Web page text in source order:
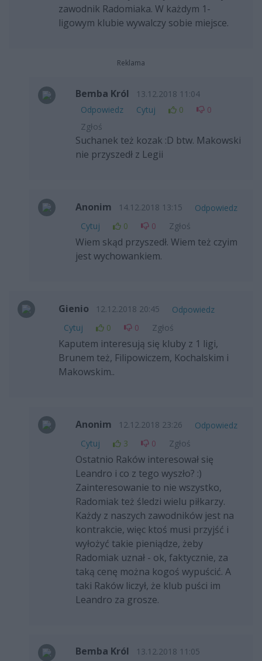
zawodnik Radomiaka. W każdym 1-
ligowym klubie wywalczy sobie miejsce.
Reklama
Bemba Król
13.12.2018 11:04
Odpowiedz
Cytuj 0
0
Zgłoś
Suchanek też kozak :D btw. Makowski
nie przyszedł z Legii
Anonim 14.12.2018 13:15
Odpowiedz
Cytuj
0 0 Zgłoś
Wiem skąd przyszedł. Wiem też czyim
jest wychowankiem.
Gienio 12.12.2018 20:45
Odpowiedz
Cytuj
0 0 Zgłoś
Kaputem interesują się kluby z 1 ligi,
Brunem też, Filipowiczem, Kochalskim i
Makowskim..
Anonim 12.12.2018 23:26
Odpowiedz
Cytuj
3 0 Zgłoś
Ostatnio Raków interesował się
Leandro i co z tego wyszło? :)
Zainteresowanie to nie wszystko,
Radomiak też śledzi wielu piłkarzy.
Każdy z naszych zawodników jest na
kontrakcie, więc ktoś musi przyjść i
wyłożyć takie pieniądze, żeby
Radomiak uznał - ok, faktycznie, za
taką cenę można kogoś wypuścić. A
taki Raków liczył, że klub puści im
Leandro za grosze.
Bemba Król
13.12.2018 11:05